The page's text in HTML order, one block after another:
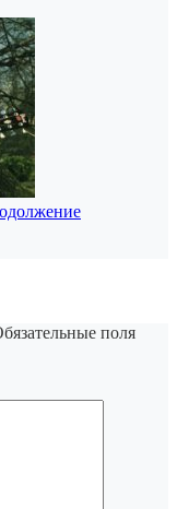
поля